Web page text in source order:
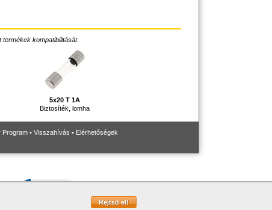
kompatibilitását.
5x20 T 1A
Biztosíték, lomha
Program • Visszahívás • Elérhetőségek